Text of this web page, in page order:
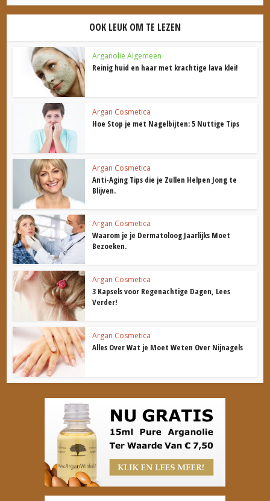
OOK LEUK OM TE LEZEN
Arganolie Algemeen
Reinig huid en haar met krachtige lava klei!
Argan Cosmetica
Hoe Stop je met Nagelbijten: 5 Nuttige Tips
Argan Cosmetica
Anti-Aging Tips die je Zullen Helpen Jong te
Blijven.
Argan Cosmetica
Waarom je je Dermatoloog Jaarlijks Moet
Bezoeken.
Argan Cosmetica
3 Kapsels voor Regenachtige Dagen, Lees
Verder!
Argan Cosmetica
Alles Over Wat je Moet Weten Over Nijnagels